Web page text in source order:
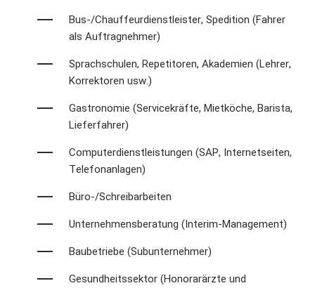
Bus-/Chauffeurdienstleister, Spedition (Fahrer
als Auftragnehmer)
Sprachschulen, Repetitoren, Akademien (Lehrer,
Korrektoren usw.)
Gastronomie (Servicekräfte, Mietköche, Barista,
Lieferfahrer)
Computerdienstleistungen (SAP, Internetseiten,
Telefonanlagen)
Büro-/Schreibarbeiten
Unternehmensberatung (Interim-Management)
Baubetriebe (Subunternehmer)
Gesundheitssektor (Honorarärzte und